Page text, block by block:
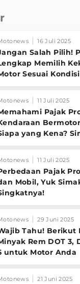
16 Juli 2025
Salah Pilih!
Memilih
Sesuai
11 Juli 2025
Pajak
yang Kena?
11 Juli 2025
Pajak
Mobil, Yuk
29 Juni 2025
Tahu! Berikut
Rem DOT 3,
untuk Motor Anda
21 Juni 2025